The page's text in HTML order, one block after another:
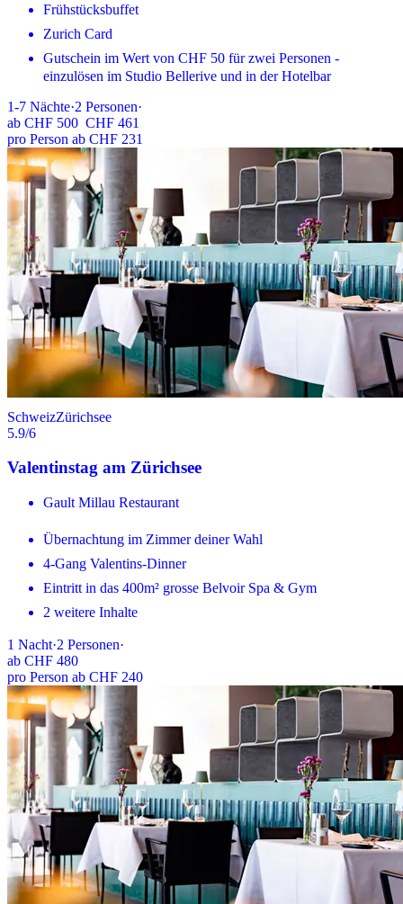
Frühstücksbuffet
Zurich Card
Gutschein im Wert von CHF 50 für zwei Personen -
einzulösen im Studio Bellerive und in der Hotelbar
1-7 Nächte·2 Personen·
ab CHF 500 CHF 461
pro Person ab CHF 231
SchweizZürichsee
5.9/6
Valentinstag am Zürichsee
Gault Millau Restaurant
Übernachtung im Zimmer deiner Wahl
4-Gang Valentins-Dinner
Eintritt in das 400m² grosse Belvoir Spa & Gym
2 weitere Inhalte
1 Nacht·2 Personen·
ab CHF 480
pro Person ab CHF 240